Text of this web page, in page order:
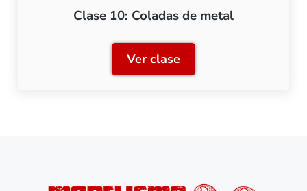
Clase 10: Coladas de metal
Ver claseClase 10: Coladas de